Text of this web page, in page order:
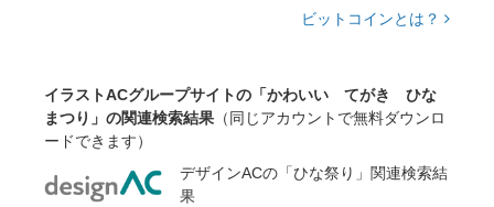
ビットコインとは？
イラストACグループサイトの「かわいい てがき ひな
まつり」の関連検索結果 （同じアカウントで無料ダウンロ
ードできます）
デザインACの「ひな祭り」関連検索結
果